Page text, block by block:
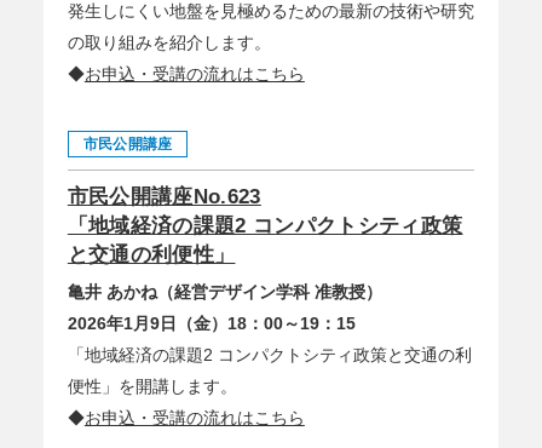
発生しにくい地盤を見極めるための最新の技術や研究
の取り組みを紹介します。
◆お申込・受講の流れはこちら
市民公開講座
市民公開講座No.623
「地域経済の課題2 コンパクトシティ政策
と交通の利便性」
亀井 あかね（経営デザイン学科 准教授）
2026年1月9日（金）18：00～19：15
「地域経済の課題2 コンパクトシティ政策と交通の利
便性」を開講します。
◆お申込・受講の流れはこちら